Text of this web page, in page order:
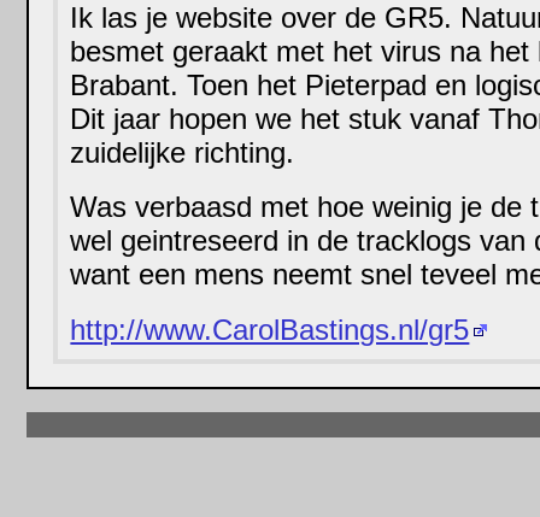
Ik las je website over de GR5.
besmet geraakt met het virus na
Brabant. Toen het Pieterpad en
Dit jaar hopen we het stuk vanaf
zuidelijke richting.
Was verbaasd met hoe weinig je de
wel geintreseerd in de tracklogs
want een mens neemt snel teveel
http://www.CarolBastings.nl/gr5